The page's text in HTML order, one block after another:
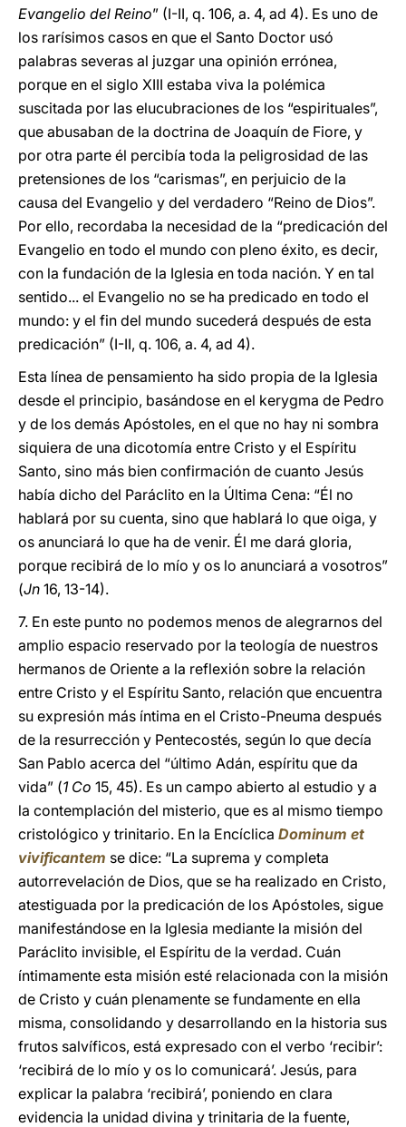
Evangelio del Reino” (I-II, q. 106, a. 4, ad 4). Es uno de
los rarísimos casos en que el Santo Doctor usó
palabras severas al juzgar una opinión errónea,
porque en el siglo XIII estaba viva la polémica
suscitada por las elucubraciones de los “espirituales”,
que abusaban de la doctrina de Joaquín de Fiore, y
por otra parte él percibía toda la peligrosidad de las
pretensiones de los “carismas”, en perjuicio de la
causa del Evangelio y del verdadero “Reino de Dios”.
Por ello, recordaba la necesidad de la “predicación del
Evangelio en todo el mundo con pleno éxito, es decir,
con la fundación de la Iglesia en toda nación. Y en tal
sentido... el Evangelio no se ha predicado en todo el
mundo: y el fin del mundo sucederá después de esta
predicación” (I-II, q. 106, a. 4, ad 4).
Esta línea de pensamiento ha sido propia de la Iglesia
desde el principio, basándose en el kerygma de Pedro
y de los demás Apóstoles, en el que no hay ni sombra
siquiera de una dicotomía entre Cristo y el Espíritu
Santo, sino más bien confirmación de cuanto Jesús
había dicho del Paráclito en la Última Cena: “Él no
hablará por su cuenta, sino que hablará lo que oiga, y
os anunciará lo que ha de venir. Él me dará gloria,
porque recibirá de lo mío y os lo anunciará a vosotros”
(Jn 16, 13-14).
7. En este punto no podemos menos de alegrarnos del
amplio espacio reservado por la teología de nuestros
hermanos de Oriente a la reflexión sobre la relación
entre Cristo y el Espíritu Santo, relación que encuentra
su expresión más íntima en el Cristo-Pneuma después
de la resurrección y Pentecostés, según lo que decía
San Pablo acerca del “último Adán, espíritu que da
vida” (1 Co 15, 45). Es un campo abierto al estudio y a
la contemplación del misterio, que es al mismo tiempo
cristológico y trinitario. En la Encíclica Dominum et
vivificantem se dice: “La suprema y completa
autorrevelación de Dios, que se ha realizado en Cristo,
atestiguada por la predicación de los Apóstoles, sigue
manifestándose en la Iglesia mediante la misión del
Paráclito invisible, el Espíritu de la verdad. Cuán
íntimamente esta misión esté relacionada con la misión
de Cristo y cuán plenamente se fundamente en ella
misma, consolidando y desarrollando en la historia sus
frutos salvíficos, está expresado con el verbo ‘recibir’:
‘recibirá de lo mío y os lo comunicará’. Jesús, para
explicar la palabra ‘recibirá’, poniendo en clara
evidencia la unidad divina y trinitaria de la fuente,